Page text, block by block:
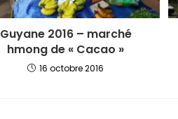
Guyane 2016 – marché
hmong de « Cacao »
16 octobre 2016